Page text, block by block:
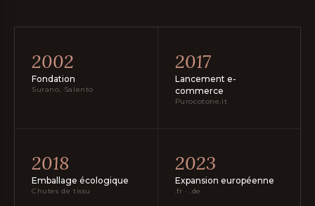
2002
Fondation
Surano, Salento
2017
Lancement e-
commerce
Purocotone.it
2018
Emballage écologique
Chutes de tissu
2023
Expansion européenne
.fr · .de